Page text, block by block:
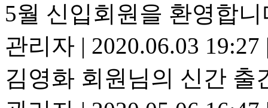
5월 신입회원을 환영합니
관리자 | 2020.06.03 19:27
김영화 회원님의 신간 출